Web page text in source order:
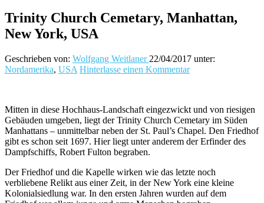
Trinity Church Cemetary, Manhattan,
New York, USA
Geschrieben von: Wolfgang Weitlaner 22/04/2017 unter:
Nordamerika, USA Hinterlasse einen Kommentar
Mitten in diese Hochhaus-Landschaft eingezwickt und von riesigen
Gebäuden umgeben, liegt der Trinity Church Cemetary im Süden
Manhattans – unmittelbar neben der St. Paul’s Chapel. Den Friedhof
gibt es schon seit 1697. Hier liegt unter anderem der Erfinder des
Dampfschiffs, Robert Fulton begraben.
Der Friedhof und die Kapelle wirken wie das letzte noch
verbliebene Relikt aus einer Zeit, in der New York eine kleine
Kolonialsiedlung war. In den ersten Jahren wurden auf dem